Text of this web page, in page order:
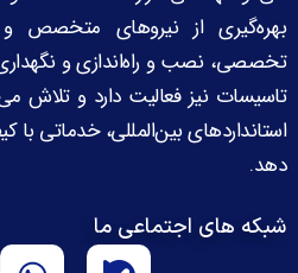
بهره‌گیری از نیروهای متخصص
تخصصی، نصب و راه‌اندازی و
تاسیسات نیز فعالیت دارد و تلاش
استانداردهای بین‌المللی، خدماتی با
دهد.
شبکه های اجتماعی ما